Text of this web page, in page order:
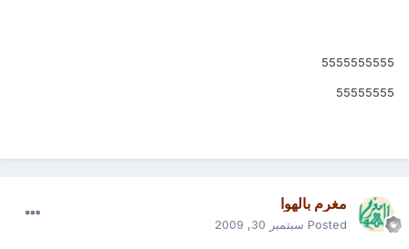
5555555555
55555555
مغرم بالهوا
Posted سبتمبر 30, 2009